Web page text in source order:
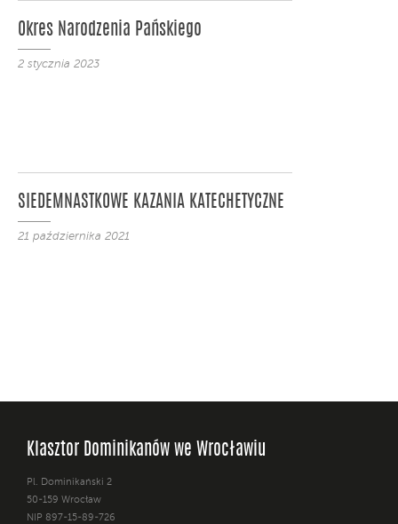
Okres Narodzenia Pańskiego
2 stycznia 2023
SIEDEMNASTKOWE KAZANIA KATECHETYCZNE
21 października 2021
Klasztor Dominikanów we Wrocławiu
Pl. Dominikański 2
50-159 Wrocław
NIP 897-15-89-726